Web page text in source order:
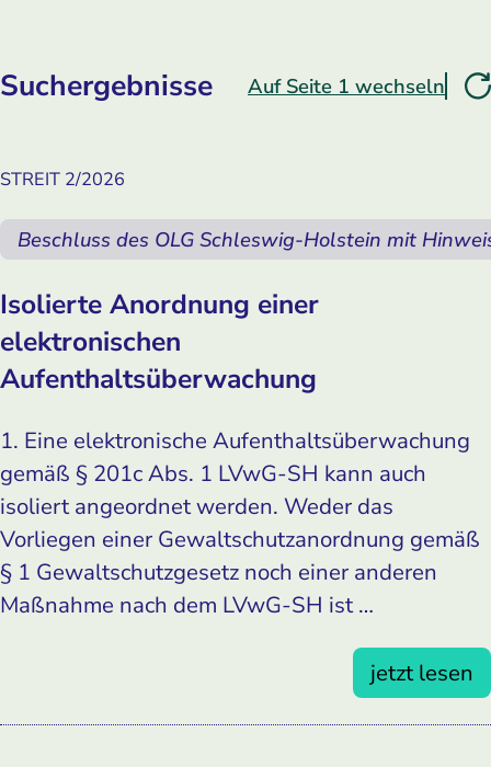
Suchergebnisse Auf Seite 1 wechseln
STREIT 2/2026
Beschluss des OLG Schleswig-Holstein mit
Isolierte Anordnung einer
elektronischen
Aufenthaltsüberwachung
1. Eine elektronische Aufenthaltsüberwachung
gemäß § 201c Abs. 1 LVwG-SH kann auch
isoliert angeordnet werden. Weder das
Vorliegen einer Gewaltschutzanordnung gemäß
§ 1 Gewaltschutzgesetz noch einer anderen
Maßnahme nach dem LVwG-SH ist …
jetzt lesen